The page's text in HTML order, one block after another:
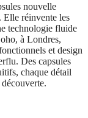
nouvelle
Elle réinvente les
technologie fluide
à Londres,
et design
Des capsules
chaque détail